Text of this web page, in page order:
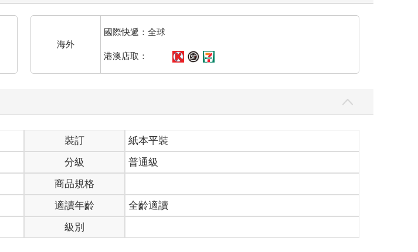
海外
國際快遞：全球
港澳店取：
裝訂
紙本平裝
分級
普通級
商品規格
適讀年齡
全齡適讀
級別